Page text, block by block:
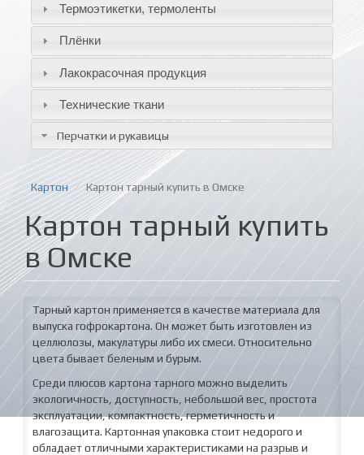
Термоэтикетки, термоленты
Плёнки
Лакокрасочная продукция
Технические ткани
Перчатки и рукавицы
Картон Картон тарный купить в Омске
Картон тарный купить
в Омске
Тарный картон применяется в качестве материала для
выпуска гофрокартона. Он может быть изготовлен из
целлюлозы, макулатуры либо их смеси. Относительно
цвета бывает беленым и бурым.
Среди плюсов картона тарного можно выделить
экологичность, доступность, небольшой вес, простота
эксплуатации, компактность, герметичность и
влагозащита. Картонная упаковка стоит недорого и
обладает отличными характеристиками на разрыв и